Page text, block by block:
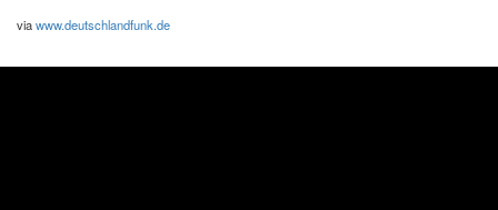
viawww.deutschlandfunk.de